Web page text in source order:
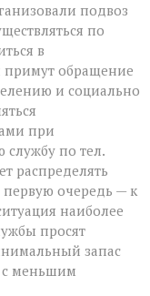
подвоз
по
в
примут обращение
и социально
при
службу по тел.
распределять
первую очередь — к
наиболее
просят
запас
с меньшим